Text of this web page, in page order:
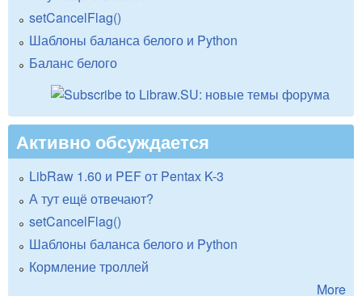
setCancelFlag()
Шаблоны баланса белого и Python
Баланс белого
Активно обсуждается
LibRaw 1.60 и PEF от Pentax K-3
А тут ещё отвечают?
setCancelFlag()
Шаблоны баланса белого и Python
Кормление троллей
More